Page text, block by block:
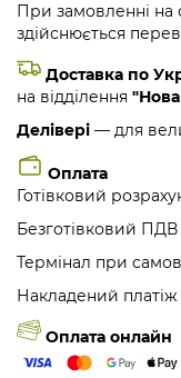
При замовленні на
здійснюється
Доставка по
на відділення
Делівері — для
Оплата
Готівковий
Безготівковий ПДВ
Термінал при
Накладений платіж
Оплата онлайн